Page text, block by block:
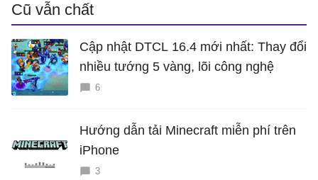
Cũ vẫn chất
Cập nhật DTCL 16.4 mới nhất: Thay đổi
nhiều tướng 5 vàng, lõi công nghệ
6
Hướng dẫn tải Minecraft miễn phí trên
iPhone
3